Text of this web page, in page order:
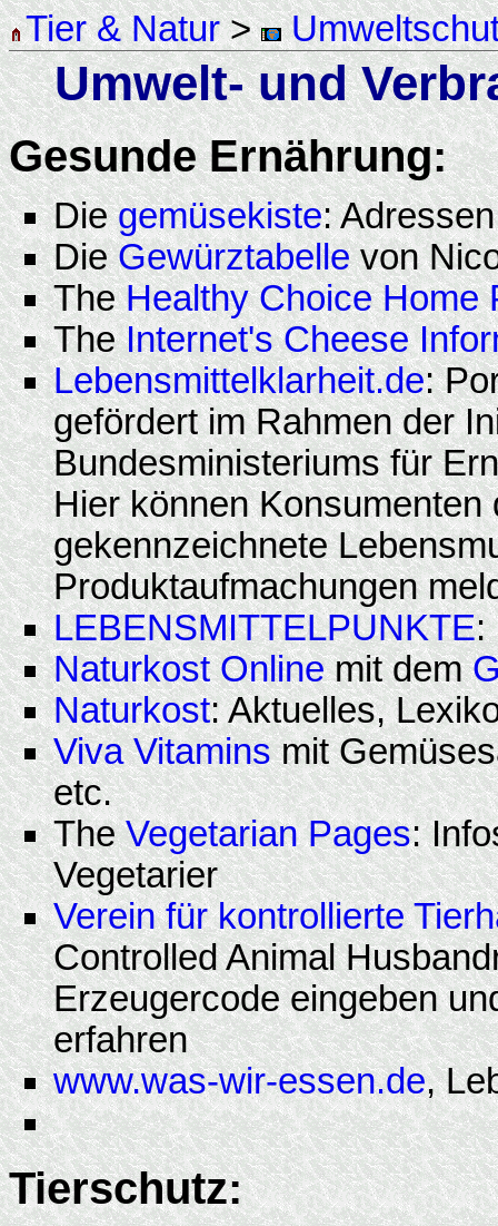
Tier & Natur>
Umwelt- und
Gesunde Ernährung:
Diegemüsekiste:
DieGewürztabellevon
TheHealthy Choice Home
TheInternet's Cheese
Lebensmittelklarheit.de:
gefördert im Rahmen der
Bundesministeriums für
Hier können
gekennzeichnete
Produktaufmachungen
LEBENSMITTELPUNKTE:
Naturkost Onlinemit dem
Naturkost: Aktuelles,
Viva Vitaminsmit
etc.
TheVegetarian Pages:
Vegetarier
Verein für kontrollierte
Controlled Animal
Erzeugercode eingeben
erfahren
www.was-wir-essen.de,
Tierschutz: